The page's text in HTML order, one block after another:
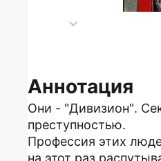
Аннотация
Они - "Дивизион".
преступностью.
Профессия этих
на этот раз